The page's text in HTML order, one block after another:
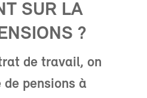
SUR LA
?
de travail, on
pensions à